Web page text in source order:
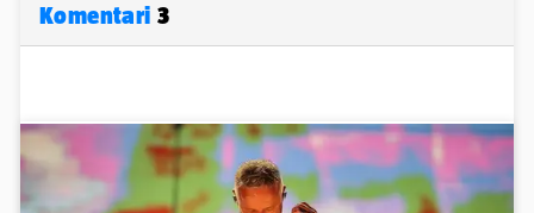
Komentari 3